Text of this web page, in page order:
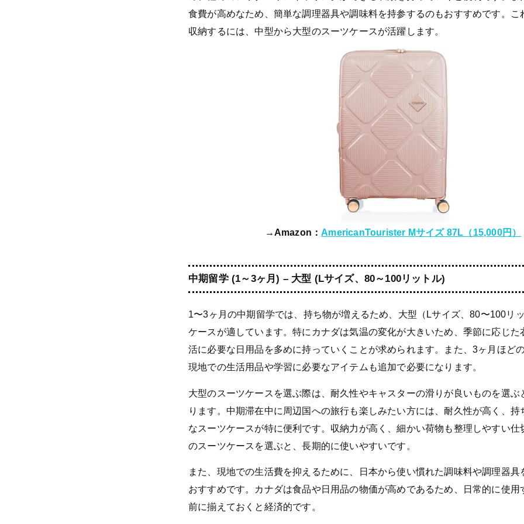
食費が高めなため、簡単な調理器具や調味料を持参するのもおすすめです。こ
収納するには、中型から大型のスーツケースが活躍します。
→Amazon：AmericanTourister Mサイズ 87L（15,000円）
中期留学 (1～3ヶ月) – 大型 (Lサイズ、80～100リットル)
1〜3ヶ月の中期留学では、持ち物が増えるため、大型（Lサイズ、80〜100リ
ケースが適しています。特にカナダは気温の変化が大きいため、季節に応じた
活に必要な日用品を多めに持っていくことが求められます。また、3ヶ月ほど
現地での生活用品や学習に必要なアイテムも追加で必要になります。
大型のスーツケースを選ぶ際は、耐久性やキャスターの滑りが良いものを選ぶ
ります。中期滞在中に周辺国への旅行も楽しみたい方には、耐久性が高く、持
なスーツケースが特に便利です。収納力が高く、細かい荷物も整理しやすい仕
のスーツケースを選ぶと、長期的に使いやすいです。
また、現地での生活費を抑えるために、日本から使い慣れた調味料や調理器具
おすすめです。カナダは食品や日用品の物価が高めであるため、日常的に使用
前に揃えておくと経済的です。